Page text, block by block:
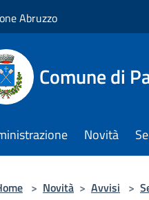
Abruzzo
Comune di
Novità
> Novità > Avvisi >